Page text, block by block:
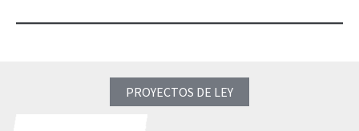
PROYECTOS DE LEY